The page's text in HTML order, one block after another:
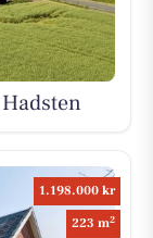
1.198.000 kr
223 m2